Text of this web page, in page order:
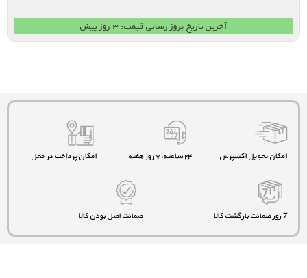
آخرین تاریخ بروز رسانی قیمت: ۳ روز پیش
امکان تحویل اکسپرس ۲۴ ساعته، ۷ روز هفته امکان پرداخت در محل
7 روز ضمانت بازگشت کالا ضمانت اصل بودن کالا